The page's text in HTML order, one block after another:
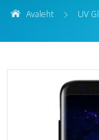
Avaleht UV